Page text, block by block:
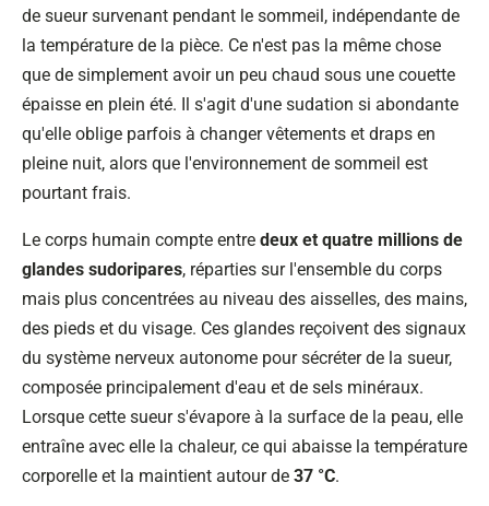
de sueur survenant pendant le sommeil, indépendante de
la température de la pièce. Ce n'est pas la même chose
que de simplement avoir un peu chaud sous une couette
épaisse en plein été. Il s'agit d'une sudation si abondante
qu'elle oblige parfois à changer vêtements et draps en
pleine nuit, alors que l'environnement de sommeil est
pourtant frais.
Le corps humain compte entre deux et quatre millions de
glandes sudoripares, réparties sur l'ensemble du corps
mais plus concentrées au niveau des aisselles, des mains,
des pieds et du visage. Ces glandes reçoivent des signaux
du système nerveux autonome pour sécréter de la sueur,
composée principalement d'eau et de sels minéraux.
Lorsque cette sueur s'évapore à la surface de la peau, elle
entraîne avec elle la chaleur, ce qui abaisse la température
corporelle et la maintient autour de 37 °C.